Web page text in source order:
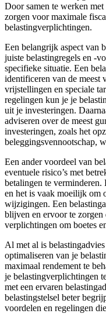
Door samen te werken
zorgen voor maximale
belastingverplichtingen.
Een belangrijk aspect van
juiste belastingregels en -
specifieke situatie. Een
identificeren van de meest
vrijstellingen en speciale
regelingen kun je je
uit je investeringen.
adviseren over de meest
investeringen, zoals het
beleggingsvennootschap,
Een ander voordeel van
eventuele risico’s met
betalingen te verminderen.
en het is vaak moeilijk om
wijzigingen. Een
blijven en ervoor te zorgen
verplichtingen om boetes
Al met al is
optimaliseren van je
maximaal rendement te
je belastingverplichtingen
met een ervaren
belastingstelsel beter
voordelen en regelingen